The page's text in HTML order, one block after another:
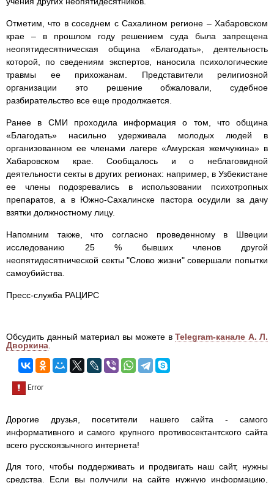
Отметим, что в соседнем с Сахалином регионе – Хабаровском
крае – в прошлом году решением суда была запрещена
неопятидесятническая община «Благодать», деятельность
которой, по сведениям экспертов, наносила психологические
травмы ее прихожанам. Представители религиозной
организации это решение обжаловали, судебное
разбирательство все еще продолжается.
Ранее в СМИ проходила информация о том, что община
«Благодать» насильно удерживала молодых людей в
организованном ее членами лагере «Амурская жемчужина» в
Хабаровском крае. Сообщалось и о неблаговидной
деятельности секты в других регионах: например, в Узбекистане
ее члены подозревались в использовании психотропных
препаратов, а в Южно-Сахалинске пастора осудили за дачу
взятки должностному лицу.
Напомним также, что согласно проведенному в Швеции
исследованию 25 % бывших членов другой
неопятидесятнической секты "Слово жизни" совершали попытки
самоубийства.
Пресс-служба РАЦИРС
Обсудить данный материал вы можете в Telegram-канале А. Л.
Дворкина
Дорогие друзья, посетители нашего сайта - самого
информативного и самого крупного противосектантского сайта
всего русскоязычного интернета!
Для того, чтобы поддерживать и продвигать наш сайт, нужны
средства. Если вы получили на сайте нужную информацию,